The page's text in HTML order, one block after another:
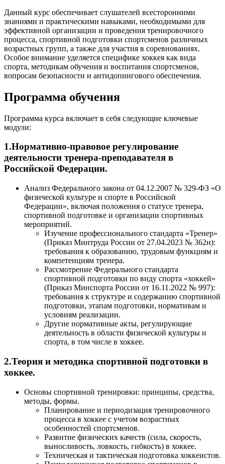
Данный курс обеспечивает слушателей всесторонними
знаниями и практическими навыками, необходимыми для
эффективной организации и проведения тренировочного
процесса, спортивной подготовки спортсменов различных
возрастных групп, а также для участия в соревнованиях.
Особое внимание уделяется специфике хоккея как вида
спорта, методикам обучения и воспитания спортсменов,
вопросам безопасности и антидопингового обеспечения.
Программа обучения
Программа курса включает в себя следующие ключевые
модули:
1.Нормативно-правовое регулирование
деятельности тренера-преподавателя в
Российской Федерации.
Анализ Федерального закона от 04.12.2007 № 329-ФЗ «О
физической культуре и спорте в Российской
Федерации», включая положения о статусе тренера,
спортивной подготовке и организации спортивных
мероприятий.
Изучение профессионального стандарта «Тренер»
(Приказ Минтруда России от 27.04.2023 № 362н):
требования к образованию, трудовым функциям и
компетенциям тренера.
Рассмотрение Федерального стандарта
спортивной подготовки по виду спорта «хоккей»
(Приказ Минспорта России от 16.11.2022 № 997):
требования к структуре и содержанию спортивной
подготовки, этапам подготовки, нормативам и
условиям реализации.
Другие нормативные акты, регулирующие
деятельность в области физической культуры и
спорта, в том числе в хоккее.
2.Теория и методика спортивной подготовки в
хоккее.
Основы спортивной тренировки: принципы, средства,
методы, формы.
Планирование и периодизация тренировочного
процесса в хоккее с учетом возрастных
особенностей спортсменов.
Развитие физических качеств (сила, скорость,
выносливость, ловкость, гибкость) в хоккее.
Техническая и тактическая подготовка хоккеистов.